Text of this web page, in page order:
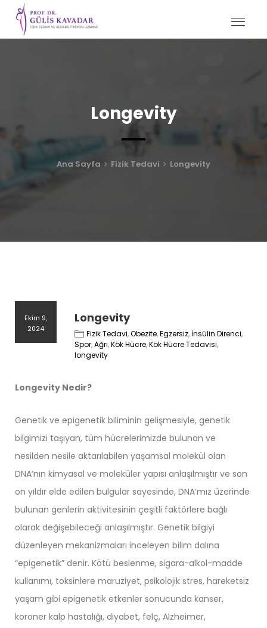
Longevity
Ana Sayfa Fizik Tedavi Longevity
Ekim 9,
2024
Longevity
Fizik Tedavi,Obezite,Egzersiz, İnsülin Direnci,
Spor,Ağrı,Kök Hücre,Kök Hücre Tedavisi,
longevity
Longevity Nedir?
Genetik ve epigenetik biliminin gelişmesiyle, genetik
bilgimizi taşıyan, tüm hücrelerimizde bulunan ve
nesilden nesile aktarılabilen yaşamsal molekül olan
DNA’nın kimyasal ve moleküler yapısı anlaşılmıştır ve son
on yıldır elde edilen bulgular sayesinde, DNA’mız üzerinde
bulunan genlerin aktivitesinin çeşitli faktörlere bağlı
olarak değişebileceği anlaşılmıştır. Genetik bilgiyi
düzenleyen mekanizmaları inceleyen bilim dalına
“epigenetik” denir. Kötü beslenme, sigara-alkol-madde
kullanımı, toksinlere maruziyet, psikolojik stres, hareketsiz
yaşam gibi epigenetik etkenler sonucunda kanser,
koroner kalp hastalığı, diyabet, felç, Alzheimer,